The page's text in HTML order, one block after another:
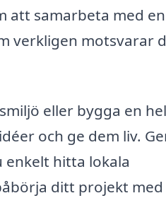
att samarbeta med en
verkligen motsvarar
eller bygga en
och ge dem liv.
hitta lokala
ditt projekt